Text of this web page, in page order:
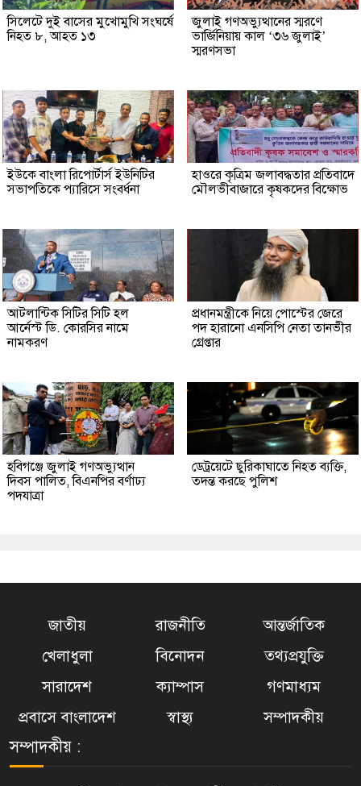
সিলেটে দুই বাসের মুখোমুখি সংঘর্ষে
নিহত ৮, আহত ১৩
জুলাই গণঅভ্যুত্থানের স্মরণে
ভার্জিনিয়ায় কাল ‘৩৬ জুলাই’
স্মরণসভা
ইউকে বাংলা রিপোর্টার্স ইউনিটির
সভাপতিকে প্যারিসে সংবর্ধনা
হাওরে কৃত্রিম জলাবদ্ধতার প্রতিবাদে
মৌলভীবাজারে কৃষকদের বিক্ষোভ
আটলান্টিক সিটির সিটি হল
আর্নেস্ট ডি. কোরসির নামে
নামকরণ
প্রধানমন্ত্রীকে নিয়ে পোস্টের জেরে
পদ হারানো এনসিপি নেতা তানভীর
গ্রেপ্তার
হবিগঞ্জে জুলাই গণঅভ্যুত্থান
দিবস পালিত, বিএনপির বর্ণাঢ্য
পদযাত্রা
ডেট্রয়েটে ছুরিকাঘাতে নিহত ব্যক্তি,
তদন্ত করছে পুলিশ
জাতীয় রাজনীতি
আন্তর্জাতিক
খেলাধুলা
বিনোদন
তথ্যপ্রযুক্তি
সারাদেশ
ক্যাম্পাস
গণমাধ্যম
প্রবাসে বাংলাদেশ
স্বাস্থ্য সম্পাদকীয়
সম্পাদকীয় :